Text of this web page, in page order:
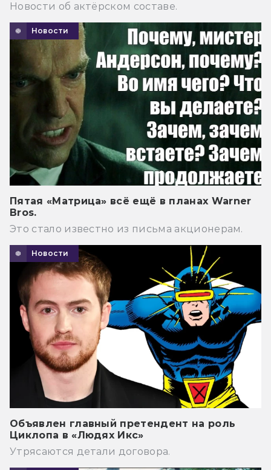
Новости об актёрском составе.
Новости
Пятая «Матрица» всё ещё в планах Warner
Bros.
Это стало известно из письма акционерам.
Новости
Объявлен главный претендент на роль
Циклопа в «Людях Икс»
Утрясаются детали договора.